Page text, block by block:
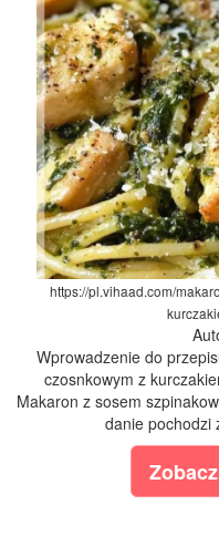
https://pl.vihaad.com/
Wprowadzenie do
czosnkowym z
Makaron z sosem
danie pochodzi